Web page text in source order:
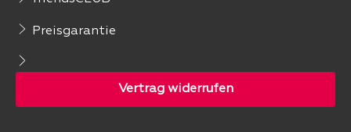
Preisgarantie